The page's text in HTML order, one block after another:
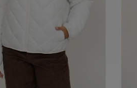
P M G GG
ADICIONAR AO
CARRINHO